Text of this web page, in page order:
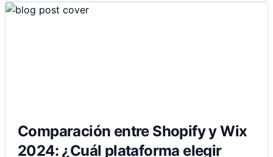
Comparación entre Shopify y Wix
2024: ¿Cuál plataforma elegir